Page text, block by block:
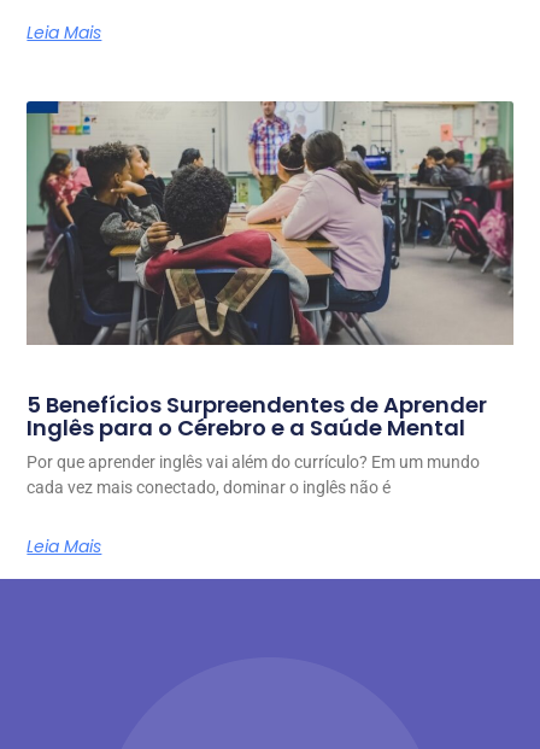
Leia Mais
5 Benefícios Surpreendentes de Aprender
Inglês para o Cérebro e a Saúde Mental
Por que aprender inglês vai além do currículo? Em um mundo
cada vez mais conectado, dominar o inglês não é
Leia Mais